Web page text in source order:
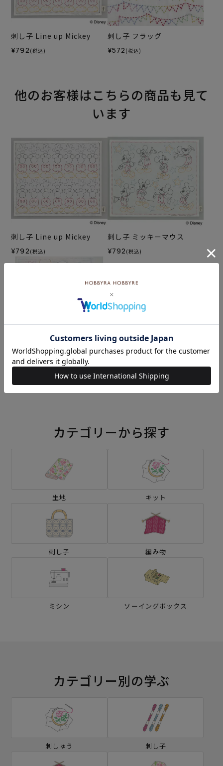
刺し子 Line up Mickey
¥792 (税込)
刺し子 フラッグ
¥572 (税込)
他のお客様はこちらの商品も見て
います
刺し子 Line up Mickey
¥792 (税込)
刺し子 ミッキーマウス
¥792 (税込)
刺し子 空飛ぶくまのプーさ
んと森のなかまたち
¥792
かまたち
¥792
カテゴリーから探す
生地 キット
刺し子 編み物
ミシン ソーイングボックス
カテゴリー別の学ぶ
刺しゅう 刺し子